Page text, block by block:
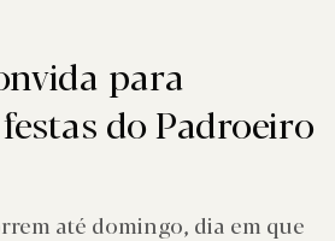
para
do Padroeiro
até domingo, dia em que